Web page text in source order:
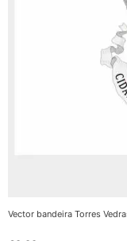
Vector bandeira Torres